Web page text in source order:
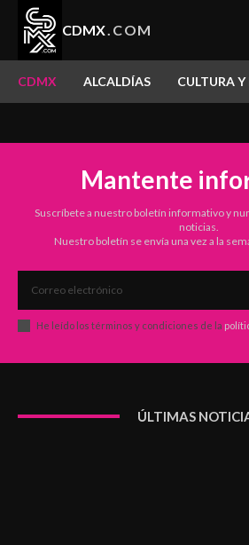
CDMX .COM
CDMX ALCALDÍAS CULTURA
Mantente
Suscríbete a nuestro boletín informativo y
noticias.
Nuestro boletín se envía una vez a la
He leído los términos y condiciones de la
ÚLTIMAS